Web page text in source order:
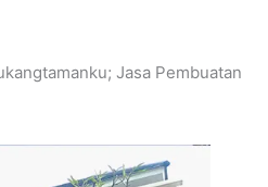
Jasa Pembuatan